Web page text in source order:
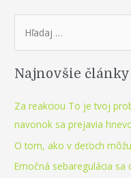
nepríjemnými
ako
dostať
do
svojho
srdca
r
o
r
Najnovšie články
Za reakciou To je tvoj
navonok sa prejavia
O tom, ako v deťoch
Emočná sebaregulácia